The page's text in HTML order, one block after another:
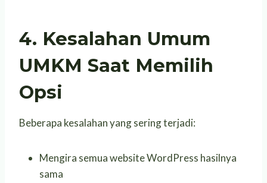
4. Kesalahan Umum
UMKM Saat Memilih
Opsi
Beberapa kesalahan yang sering terjadi:
Mengira semua website WordPress hasilnya
sama